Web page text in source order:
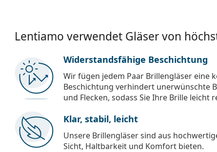
Lentiamo verwendet Gläser von
Widerstandsfähige Beschichtung
Wir fügen jedem Paar Brillengläser eine
Beschichtung verhindert unerwünschte
und Flecken, sodass Sie Ihre Brille leicht
Klar, stabil, leicht
Unsere Brillengläser sind aus
Sicht, Haltbarkeit und Komfort bieten.